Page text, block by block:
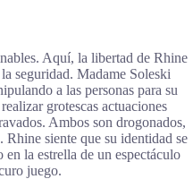
Aquí, la libertad de Rhine
seguridad. Madame Soleski
a las personas para su
grotescas actuaciones
Ambos son drogonados,
siente que su identidad se
en la estrella de un espectáculo
juego.